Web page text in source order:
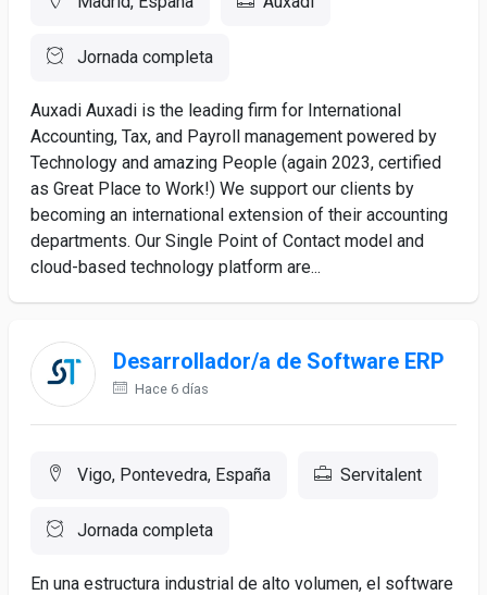
Jornada completa
Auxadi Auxadi is the leading firm for International
Accounting, Tax, and Payroll management powered by
Technology and amazing People (again 2023, certified
as Great Place to Work!) We support our clients by
becoming an international extension of their accounting
departments. Our Single Point of Contact model and
cloud-based technology platform are...
Desarrollador/a de Software ERP
Hace 6 días
Vigo, Pontevedra, España Servitalent
Jornada completa
En una estructura industrial de alto volumen, el software